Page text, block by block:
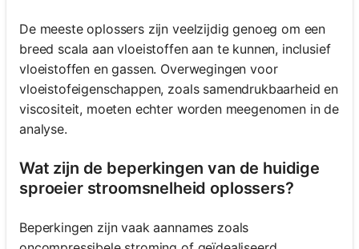
De meeste oplossers zijn veelzijdig genoeg om een
breed scala aan vloeistoffen aan te kunnen, inclusief
vloeistoffen en gassen. Overwegingen voor
vloeistofeigenschappen, zoals samendrukbaarheid en
viscositeit, moeten echter worden meegenomen in de
analyse.
Wat zijn de beperkingen van de huidige
sproeier stroomsnelheid oplossers?
Beperkingen zijn vaak aannames zoals